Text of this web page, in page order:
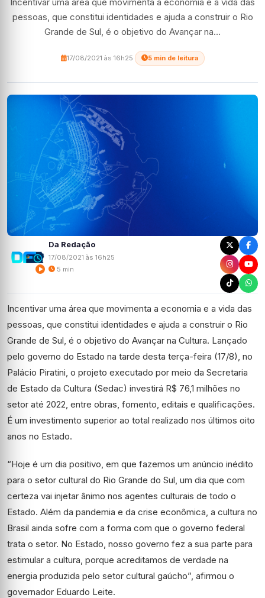
pessoas, que constitui identidades e ajuda a construir o Rio
Grande de Sul, é o objetivo do Avançar na…
17/08/2021 às 16h25 5 min de leitura
Da Redação
17/08/2021 às 16h25
5 min
Incentivar uma área que movimenta a economia e a vida das
pessoas, que constitui identidades e ajuda a construir o Rio
Grande de Sul, é o objetivo do Avançar na Cultura. Lançado
pelo governo do Estado na tarde desta terça-feira (17/8), no
Palácio Piratini, o projeto executado por meio da Secretaria
de Estado da Cultura (Sedac) investirá R$ 76,1 milhões no
setor até 2022, entre obras, fomento, editais e qualificações.
É um investimento superior ao total realizado nos últimos oito
anos no Estado.
“Hoje é um dia positivo, em que fazemos um anúncio inédito
para o setor cultural do Rio Grande do Sul, um dia que com
certeza vai injetar ânimo nos agentes culturais de todo o
Estado. Além da pandemia e da crise econômica, a cultura no
Brasil ainda sofre com a forma com que o governo federal
trata o setor. No Estado, nosso governo fez a sua parte para
estimular a cultura, porque acreditamos de verdade na
energia produzida pelo setor cultural gaúcho”, afirmou o
governador Eduardo Leite.